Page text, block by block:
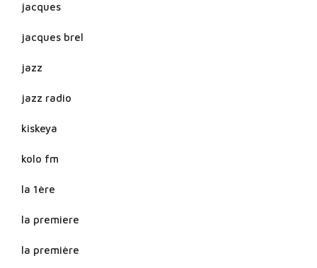
jacques
jacques brel
jazz
jazz radio
kiskeya
kolo fm
la 1ère
la premiere
la première